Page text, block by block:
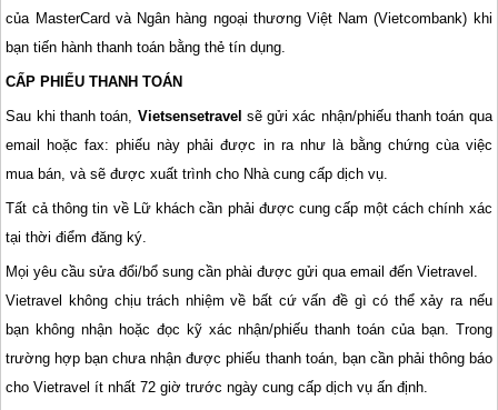
của MasterCard và Ngân hàng ngoại thương Việt Nam (Vietcombank) khi
bạn tiến hành thanh toán bằng thẻ tín dụng.
CẤP PHIẾU THANH TOÁN
Sau khi thanh toán, Vietsensetravel sẽ gửi xác nhận/phiếu thanh toán qua
email hoặc fax: phiếu này phải được in ra như là bằng chứng cùa việc
mua bán, và sẽ được xuất trình cho Nhà cung cấp dịch vụ.
Tất cả thông tin về Lữ khách cần phải được cung cấp một cách chính xác
tại thời điểm đăng ký.
Mọi yêu cầu sửa đổi/bổ sung cần phài được gửi qua email đến Vietravel.
Vietravel không chịu trách nhiệm về bất cứ vấn đề gì có thể xảy ra nếu
bạn không nhận hoặc đọc kỹ xác nhận/phiếu thanh toán của bạn. Trong
trường hợp bạn chưa nhận được phiếu thanh toán, bạn cần phải thông báo
cho Vietravel ít nhất 72 giờ trước ngày cung cấp dịch vụ ấn định.